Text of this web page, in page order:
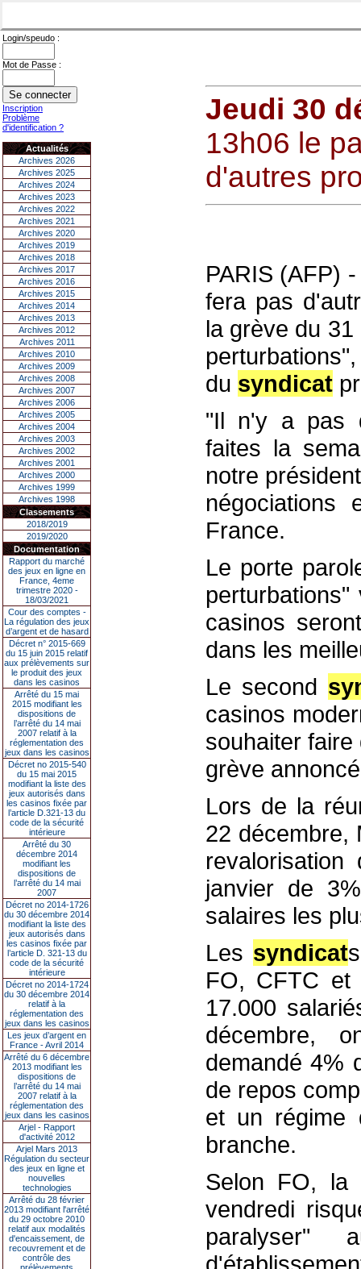
Login/speudo :
Mot de Passe :
Inscription
Problème
d'identification ?
Actualités
Archives 2026
Archives 2025
Archives 2024
Archives 2023
Archives 2022
Archives 2021
Archives 2020
Archives 2019
Archives 2018
Archives 2017
Archives 2016
Archives 2015
Archives 2014
Archives 2013
Archives 2012
Archives 2011
Archives 2010
Archives 2009
Archives 2008
Archives 2007
Archives 2006
Archives 2005
Archives 2004
Archives 2003
Archives 2002
Archives 2001
Archives 2000
Archives 1999
Archives 1998
Classements
2018/2019
2019/2020
Documentation
Rapport du marché
des jeux en ligne en
France, 4eme
trimestre 2020 -
18/03/2021
Cour des comptes -
La régulation des jeux
d’argent et de hasard
Décret n° 2015-669
du 15 juin 2015 relatif
aux prélèvements sur
le produit des jeux
dans les casinos
Arrêté du 15 mai
2015 modifiant les
dispositions de
l’arrêté du 14 mai
2007 relatif à la
réglementation des
jeux dans les casinos
Décret no 2015-540
du 15 mai 2015
modifiant la liste des
jeux autorisés dans
les casinos fixée par
l’article D.321-13 du
code de la sécurité
intérieure
Arrêté du 30
décembre 2014
modifiant les
dispositions de
l’arrêté du 14 mai
2007
Décret no 2014-1726
du 30 décembre 2014
modifiant la liste des
jeux autorisés dans
les casinos fixée par
l’article D. 321-13 du
code de la sécurité
intérieure
Décret no 2014-1724
du 30 décembre 2014
relatif à la
réglementation des
jeux dans les casinos
Les jeux d’argent en
France - Avril 2014
Arrêté du 6 décembre
2013 modifiant les
dispositions de
l’arrêté du 14 mai
2007 relatif à la
réglementation des
jeux dans les casinos
Arjel - Rapport
d'activité 2012
Arjel Mars 2013
Régulation du secteur
des jeux en ligne et
nouvelles
technologies
Arrêté du 28 février
2013 modifiant l'arrêté
du 29 octobre 2010
relatif aux modalités
d'encaissement, de
recouvrement et de
contrôle des
Jeudi 30
13h06 le
d'autres
PARIS (AFP)
fera pas
la grève du
du syndicat
"Il n'y a pas
faites la
notre
négociations
France.
Le porte
casinos
dans les
Le second
casinos
souhaiter
grève
Lors de la
22 décembre,
janvier de
salaires les
Les syndicat
FO, CFTC
17.000
décembre,
demandé 4%
de repos
et un régime
branche.
Selon FO, la
vendredi
paralyser"